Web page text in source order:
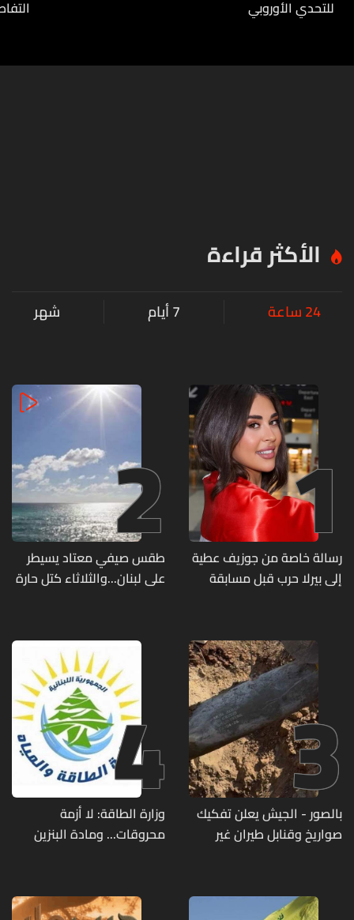
للتحدي الأوروبي
الأكثر قراءة
24 ساعة 7 أيام شهر
1
رسالة خاصة من جوزيف عطية
إلى بيرلا حرب قبل مسابقة
2
طقس صيفي معتاد يسيطر
على لبنان...والثلاثاء كتل حارة
3
بالصور - الجيش يعلن تفكيك
صواريخ وقنابل طيران غير
4
وزارة الطاقة: لا أزمة
محروقات... ومادة البنزين